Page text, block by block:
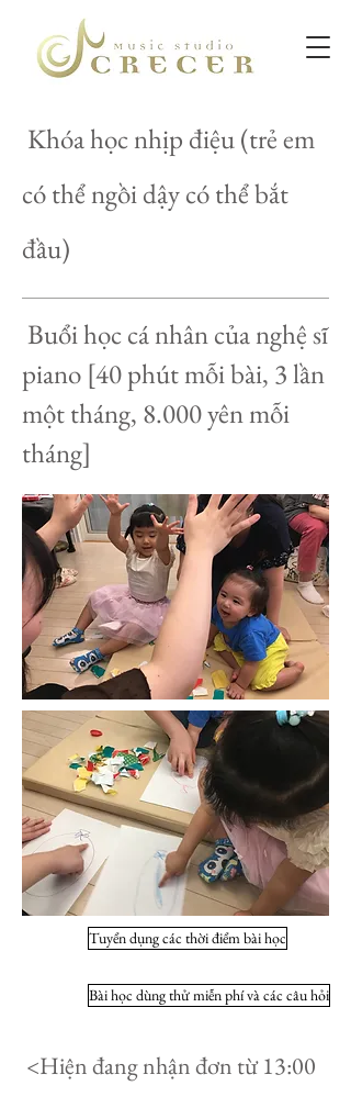
​ Khóa học nhịp điệu (trẻ em
có thể ngồi dậy có thể bắt
đầu)
​ Buổi học cá nhân của nghệ sĩ
piano [40 phút mỗi bài, 3 lần
một tháng, 8.000 yên mỗi
tháng]
Tuyển dụng các thời điểm bài học
Bài học dùng thử miễn phí và các câu hỏi
​ <Hiện đang nhận đơn từ 13:00